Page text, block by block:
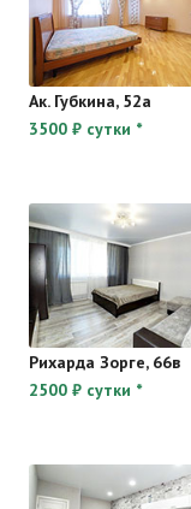
Ак. Губкина, 52а
3500 ₽ сутки *
Рихарда Зорге, 66в
2500 ₽ сутки *